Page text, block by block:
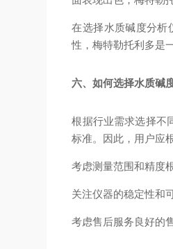
在选择水质碱度分析
性，梅特勒托利多是
六、如何选择水质碱
根据行业需求选择不
标准。因此，用户应
考虑测量范围和精度
关注仪器的稳定性和
考虑售后服务良好的